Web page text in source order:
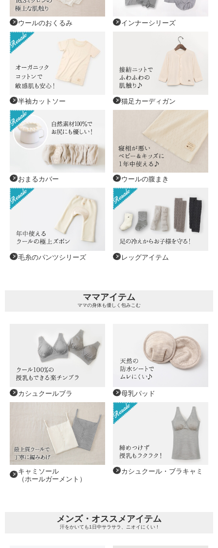
ウールのおくるみ インナーシリーズ
半袖カットソー 猫足カーディガン
おまるカバー ウールの腹まき
毛糸のパンツシリーズ レッグアイテム
ママアイテム
ママの身体も優しく包みこむ
カシュクールブラ 母乳パッド
キャミソール
（ホールガーメント）
カシュクール・ブラキャミ
メンズ・オススメアイテム
汗をかいても1日中サラサラ、ニオイにくい !